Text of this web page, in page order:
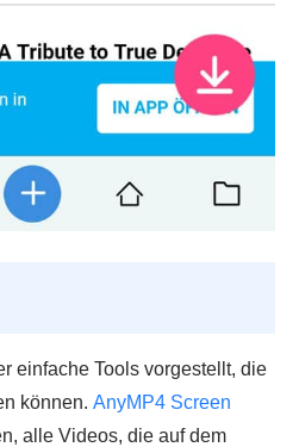
einfache Tools vorgestellt, die
können. AnyMP4 Screen
alle Videos, die auf dem